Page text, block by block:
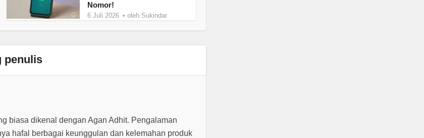
Nomor!
6 Juli 2026 oleh Sukindar
penulis
biasa dikenal dengan Agan Adhit. Pengalaman
hafal berbagai keunggulan dan kelemahan produk